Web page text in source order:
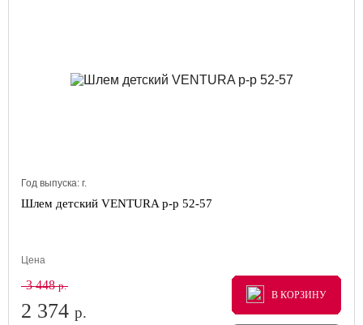
Год выпуска: г.
Шлем детский VENTURA р-р 52-57
Цена
3 448р.
2 374 р.
В КОРЗИНУ
В КОРЗИНУ
В КОРЗИНУ